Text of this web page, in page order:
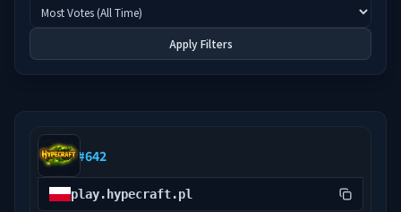
Apply Filters
#642
play.hypecraft.pl